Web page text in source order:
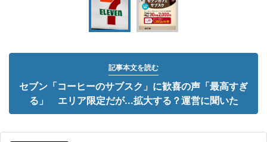
記事本文を読む
セブン「コーヒーのサブスク」に歓喜の声「最高すぎ
る」 エリア限定だが...拡大する？運営に聞いた